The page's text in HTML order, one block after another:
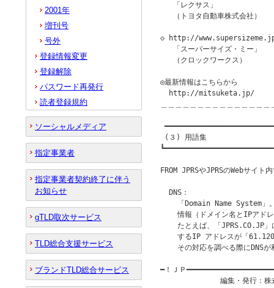
   「レクサス」
   （トヨタ自動車株式会社）
◇ http://
   「スーパーサイズ・ミー」
   （クロックワークス）
◎最新情報はこちらから
  http://mitsuketa.jp/
(３) 用語集
FROM JPRSやJPRSのWebサイ
  DNS：
「Domain Name System」。
情報（ドメイン名とIPアド
たとえば、「JPRS.CO.JP」
するIP アドレスが「
その対応を調べる際にDNSが
━！ＪＰ
編集・発行：株
2001年
増刊号
号外
登録情報変更
登録解除
パスワード再発行
読者登録規約
ソーシャルメディア
指定事業者
指定事業者契約終了に伴う
お知らせ
gTLD取次サービス
TLD総合支援サービス
ブランドTLD総合サービス